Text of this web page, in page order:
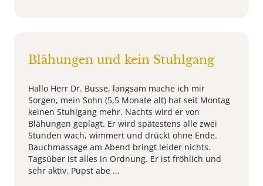
Blähungen und kein Stuhlgang
Hallo Herr Dr. Busse, langsam mache ich mir
Sorgen, mein Sohn (5,5 Monate alt) hat seit Montag
keinen Stuhlgang mehr. Nachts wird er von
Blähungen geplagt. Er wird spätestens alle zwei
Stunden wach, wimmert und drückt ohne Ende.
Bauchmassage am Abend bringt leider nichts.
Tagsüber ist alles in Ordnung. Er ist fröhlich und
sehr aktiv. Pupst abe ...